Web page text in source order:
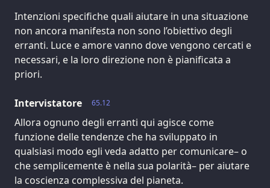
Intenzioni specifiche quali aiutare in una situazione
non ancora manifesta non sono l’obiettivo degli
erranti. Luce e amore vanno dove vengono cercati e
necessari, e la loro direzione non è pianificata a
priori.
65.12
Intervistatore
Allora ognuno degli erranti qui agisce come
funzione delle tendenze che ha sviluppato in
qualsiasi modo egli veda adatto per comunicare– o
che semplicemente è nella sua polarità– per aiutare
la coscienza complessiva del pianeta.